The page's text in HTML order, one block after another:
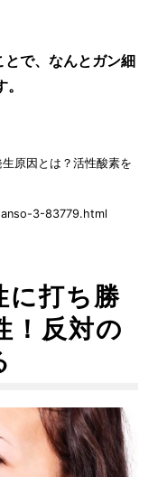
で、なんとガン細
原因とは？活性酸素を
3-83779.html
に打ち勝
！反対の